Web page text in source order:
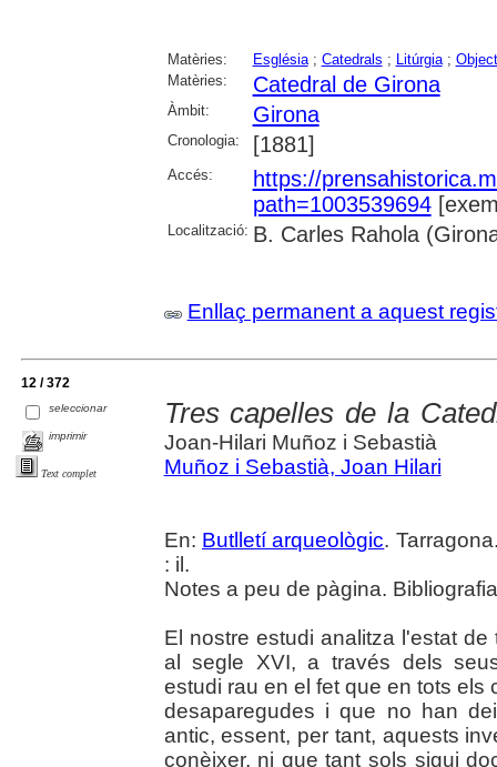
Matèries: Església; Catedrals ; Litúrgia;
Matèries:
Catedral de Girona
Àmbit: Girona
Cronologia: [1881]
Accés:
https://
path=1003539694
Localització: B. Carles Rahola
Enllaç permanent a aquest
12 / 372
seleccionar
imprimir
Text complet
Tres capelles de la
Joan-Hilari Muñoz i Sebastià
Muñoz i Sebastià, Joan Hilari
En: Butlletí arqueològic.
: il.
Notes a peu de pàgina.
El nostre estudi analitza l'estat
al segle XVI, a través dels
estudi rau en el fet que en tots
desaparegudes i que no han
antic, essent, per tant, aquests
conèixer, ni que tant sols sigui